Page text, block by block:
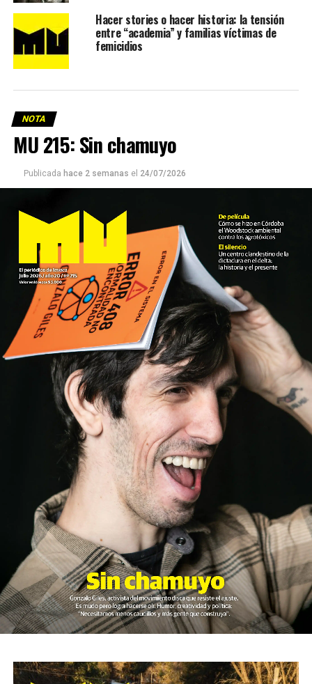
Hacer stories o hacer historia: la tensión
entre “academia” y familias víctimas de
femicidios
NOTA
MU 215: Sin chamuyo
Publicada hace 2 semanas el 24/07/2026